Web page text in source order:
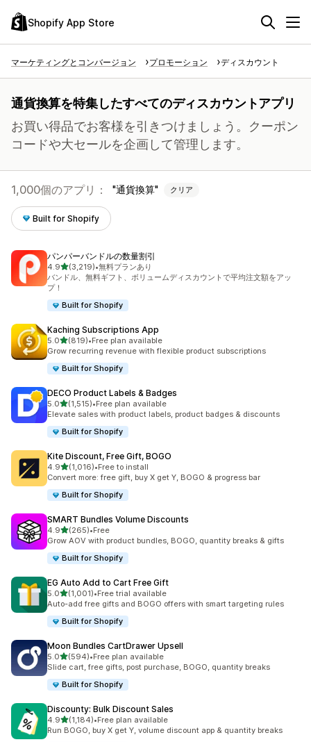
Shopify App Store
マーケティングとコンバージョン プロモーション ディスカウント
通貨換算を特集したすべてのディスカウントアプリ
お買い得品でお客様を引きつけましょう。クーポン
コードや大セールを企画して管理します。
1,000個のアプリ： 通貨換算 クリア
Built for Shopify
パンパーバンドルの数量割引
4.95つ星中
(3,219)
合計レビュー数：3219件
•無料プランあり
バンドル、無料ギフト、ボリュームディスカウントで平均注文額をアッ
プ！
Built for Shopify
Kaching Subscriptions App
5.05つ星中
(819)
合計レビュー数：819件
•Free plan available
Grow recurring revenue with flexible product subscriptions
Built for Shopify
DECO Product Labels & Badges
5.05つ星中
(1,515)
合計レビュー数：1515件
•Free plan available
Elevate sales with product labels, product badges & discounts
Built for Shopify
Kite Discount, Free Gift, BOGO
4.95つ星中
(1,016)
合計レビュー数：1016件
•Free to install
Convert more: free gift, buy X get Y, BOGO & progress bar
Built for Shopify
SMART Bundles Volume Discounts
4.95つ星中
(265)
合計レビュー数：265件
•Free
Grow AOV with product bundles, BOGO, quantity breaks & gifts
Built for Shopify
EG Auto Add to Cart Free Gift
5.05つ星中
(1,001)
合計レビュー数：1001件
•Free trial available
Auto-add free gifts and BOGO offers with smart targeting rules
Built for Shopify
Moon Bundles CartDrawer Upsell
5.05つ星中
(594)
合計レビュー数：594件
•Free plan available
Slide cart, free gifts, post purchase, BOGO, quantity breaks
Built for Shopify
Discounty: Bulk Discount Sales
4.95つ星中
(1,184)
合計レビュー数：1184件
•Free plan available
Run BOGO, buy X get Y, volume discount app & quantity breaks